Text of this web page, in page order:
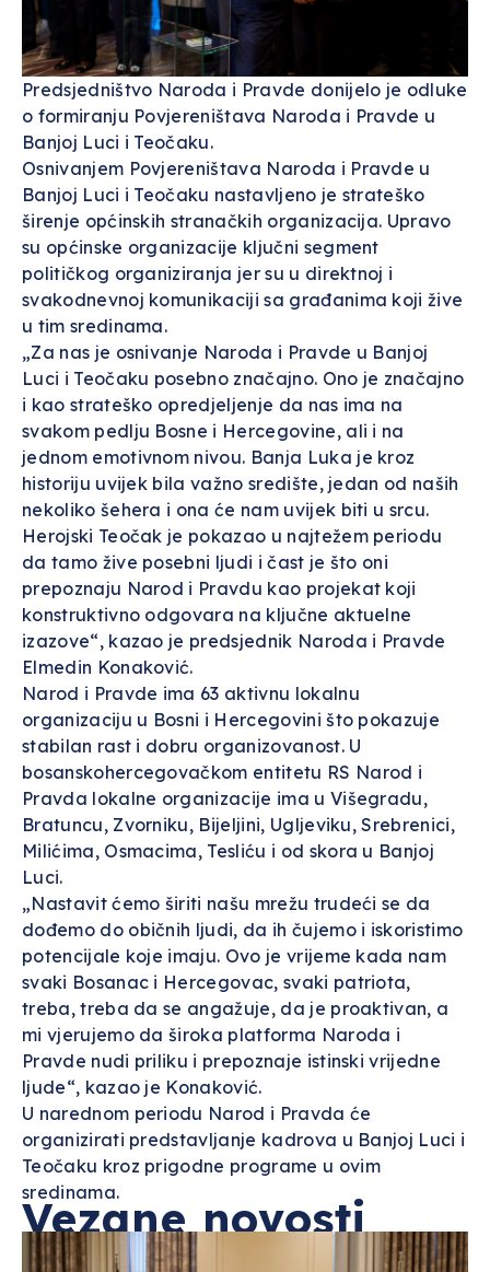
Predsjedništvo Naroda i Pravde donijelo je odluke
o formiranju Povjereništava Naroda i Pravde u
Banjoj Luci i Teočaku.
Osnivanjem Povjereništava Naroda i Pravde u
Banjoj Luci i Teočaku nastavljeno je strateško
širenje općinskih stranačkih organizacija. Upravo
su općinske organizacije ključni segment
političkog organiziranja jer su u direktnoj i
svakodnevnoj komunikaciji sa građanima koji žive
u tim sredinama.
„Za nas je osnivanje Naroda i Pravde u Banjoj
Luci i Teočaku posebno značajno. Ono je značajno
i kao strateško opredjeljenje da nas ima na
svakom pedlju Bosne i Hercegovine, ali i na
jednom emotivnom nivou. Banja Luka je kroz
historiju uvijek bila važno središte, jedan od naših
nekoliko šehera i ona će nam uvijek biti u srcu.
Herojski Teočak je pokazao u najtežem periodu
da tamo žive posebni ljudi i čast je što oni
prepoznaju Narod i Pravdu kao projekat koji
konstruktivno odgovara na ključne aktuelne
izazove“, kazao je predsjednik Naroda i Pravde
Elmedin Konaković.
Narod i Pravde ima 63 aktivnu lokalnu
organizaciju u Bosni i Hercegovini što pokazuje
stabilan rast i dobru organizovanost. U
bosanskohercegovačkom entitetu RS Narod i
Pravda lokalne organizacije ima u Višegradu,
Bratuncu, Zvorniku, Bijeljini, Ugljeviku, Srebrenici,
Milićima, Osmacima, Tesliću i od skora u Banjoj
Luci.
„Nastavit ćemo širiti našu mrežu trudeći se da
dođemo do običnih ljudi, da ih čujemo i iskoristimo
potencijale koje imaju. Ovo je vrijeme kada nam
svaki Bosanac i Hercegovac, svaki patriota,
treba, treba da se angažuje, da je proaktivan, a
mi vjerujemo da široka platforma Naroda i
Pravde nudi priliku i prepoznaje istinski vrijedne
ljude“, kazao je Konaković.
U narednom periodu Narod i Pravda će
organizirati predstavljanje kadrova u Banjoj Luci i
Teočaku kroz prigodne programe u ovim
sredinama.
Vezane novosti